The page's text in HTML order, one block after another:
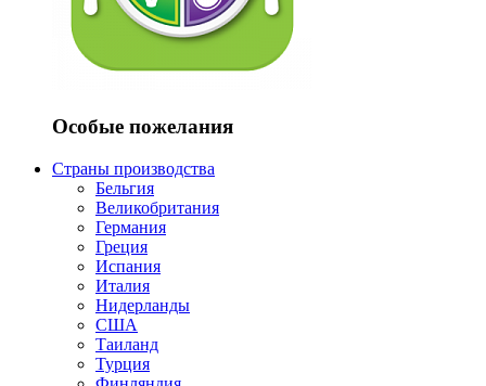
Особые пожелания
Страны производства
Бельгия
Великобритания
Германия
Греция
Испания
Италия
Нидерланды
США
Таиланд
Турция